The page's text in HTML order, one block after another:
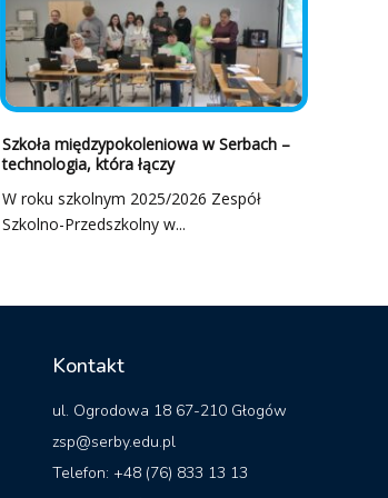
Szkoła międzypokoleniowa w Serbach –
technologia, która łączy
W roku szkolnym 2025/2026 Zespół
Szkolno-Przedszkolny w...
Kontakt
ul. Ogrodowa 18 67-210 Głogów
zsp@serby.edu.pl
Telefon: +48 (76) 833 13 13